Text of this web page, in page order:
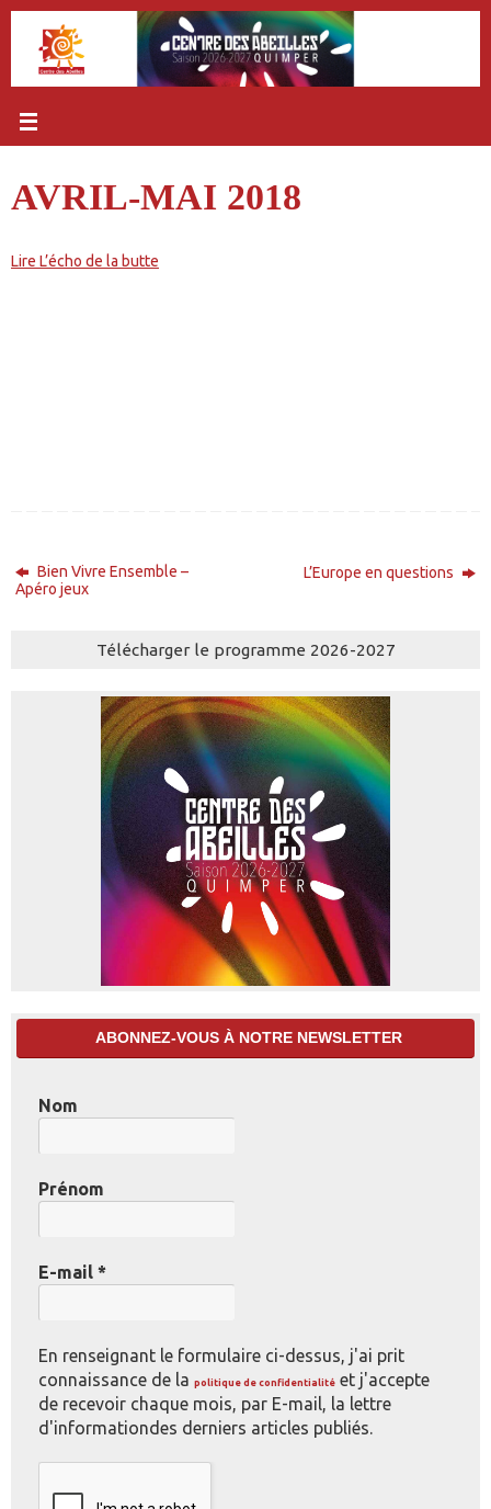
Passer
contenu
AVRIL-MAI 2018
Lire L’écho de la butte
Bien Vivre Ensemble –
Apéro jeux
L’Europe en questions
Télécharger le programme 2026-2027
ABONNEZ-VOUS À NOTRE NEWSLETTER
Nom
Prénom
E-mail *
En renseignant le formulaire ci-dessus, j'ai prit
connaissance de la politique de confidentialité et j'accepte
de recevoir chaque mois, par E-mail, la lettre
d'informationdes derniers articles publiés.